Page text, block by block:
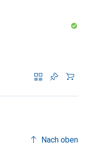
Nach oben